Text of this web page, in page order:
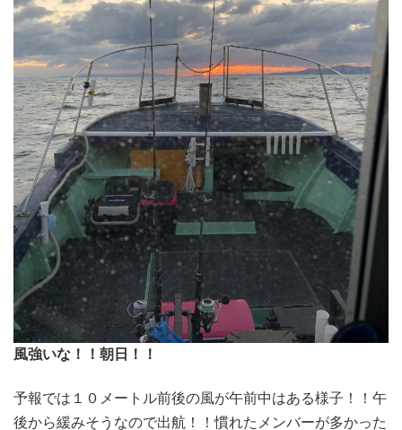
風強いな！！朝日！！
予報では１０メートル前後の風が午前中はある様子！！午
後から緩みそうなので出航！！慣れたメンバーが多かった